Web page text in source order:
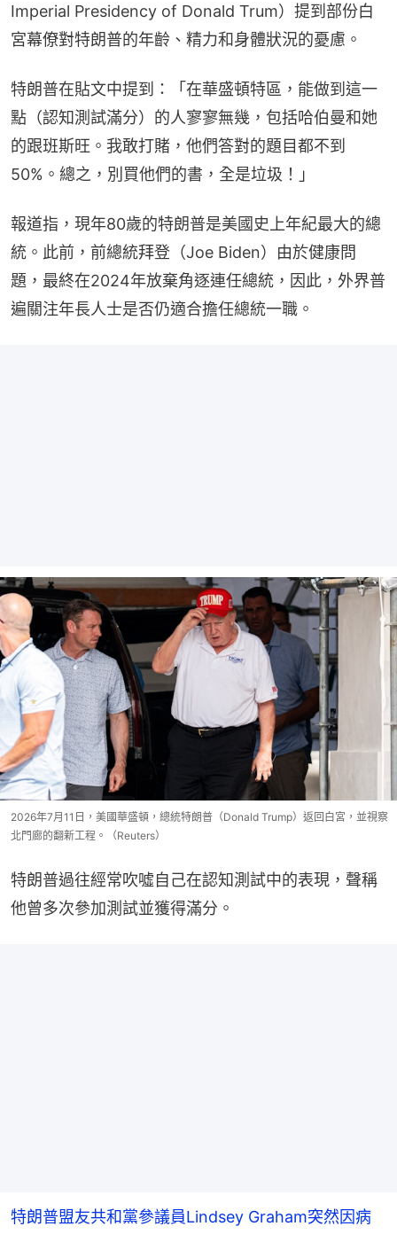
Imperial Presidency of Donald Trum）提到部份白
宮幕僚對特朗普的年齡、精力和身體狀況的憂慮。
特朗普在貼文中提到：「在華盛頓特區，能做到這一
點（認知測試滿分）的人寥寥無幾，包括哈伯曼和她
的跟班斯旺。我敢打賭，他們答對的題目都不到
50%。總之，別買他們的書，全是垃圾！」
報道指，現年80歲的特朗普是美國史上年紀最大的總
統。此前，前總統拜登（Joe Biden）由於健康問
題，最終在2024年放棄角逐連任總統，因此，外界普
遍關注年長人士是否仍適合擔任總統一職。
2026年7月11日，美國華盛頓，總統特朗普（Donald Trump）返回白宮，並視察
北門廊的翻新工程。（Reuters）
特朗普過往經常吹噓自己在認知測試中的表現，聲稱
他曾多次參加測試並獲得滿分。
特朗普盟友共和黨參議員Lindsey Graham突然因病